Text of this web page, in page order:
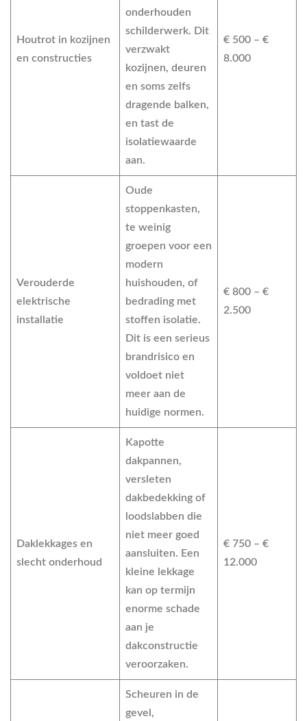
Houtrot in kozijnen
en constructies
onderhouden
schilderwerk. Dit
verzwakt
kozijnen, deuren
en soms zelfs
dragende balken,
en tast de
isolatiewaarde
aan.
€ 500 – €
8.000
Verouderde
elektrische
installatie
Oude
stoppenkasten,
te weinig
groepen voor een
modern
huishouden, of
bedrading met
stoffen isolatie.
Dit is een serieus
brandrisico en
voldoet niet
meer aan de
huidige normen.
€ 800 – €
2.500
Daklekkages en
slecht onderhoud
Kapotte
dakpannen,
versleten
dakbedekking of
loodslabben die
niet meer goed
aansluiten. Een
kleine lekkage
kan op termijn
enorme schade
aan je
dakconstructie
veroorzaken.
€ 750 – €
12.000
Scheuren in de
gevel,